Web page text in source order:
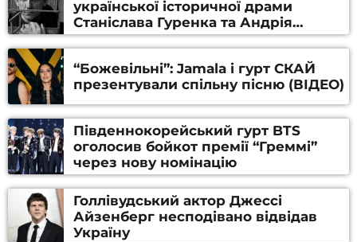
української історичної драми
Станіслава Гуренка та Андрія
Алфьорова (ВІДЕО)
“Божевільні”: Jamala і гурт СКАЙ
презентували спільну пісню (ВІДЕО)
Південнокорейський гурт BTS
оголосив бойкот премії “Греммі”
через нову номінацію
Голлівудський актор Джессі
Айзенберг несподівано відвідав
Україну